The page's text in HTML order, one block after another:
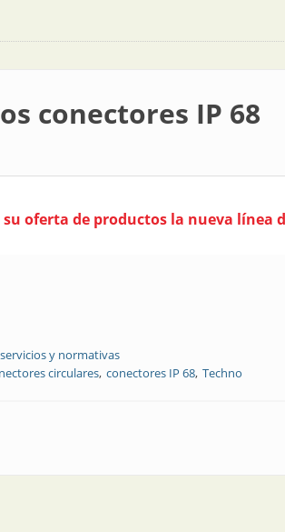
conectores IP 68
oferta de productos la nueva línea
y normativas
circulares conectores IP 68 Techno
IP 68